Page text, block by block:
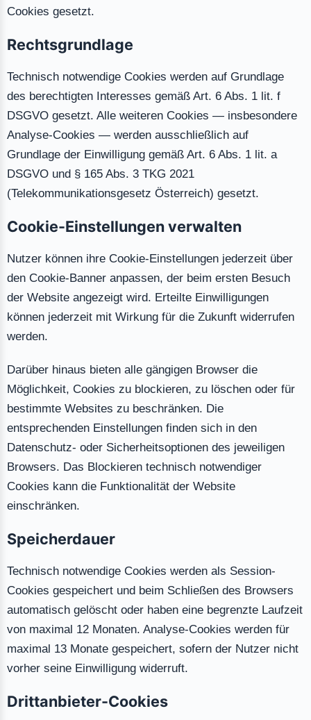
Cookies gesetzt.
Rechtsgrundlage
Technisch notwendige Cookies werden auf Grundlage
des berechtigten Interesses gemäß Art. 6 Abs. 1 lit. f
DSGVO gesetzt. Alle weiteren Cookies — insbesondere
Analyse-Cookies — werden ausschließlich auf
Grundlage der Einwilligung gemäß Art. 6 Abs. 1 lit. a
DSGVO und § 165 Abs. 3 TKG 2021
(Telekommunikationsgesetz Österreich) gesetzt.
Cookie-Einstellungen verwalten
Nutzer können ihre Cookie-Einstellungen jederzeit über
den Cookie-Banner anpassen, der beim ersten Besuch
der Website angezeigt wird. Erteilte Einwilligungen
können jederzeit mit Wirkung für die Zukunft widerrufen
werden.
Darüber hinaus bieten alle gängigen Browser die
Möglichkeit, Cookies zu blockieren, zu löschen oder für
bestimmte Websites zu beschränken. Die
entsprechenden Einstellungen finden sich in den
Datenschutz- oder Sicherheitsoptionen des jeweiligen
Browsers. Das Blockieren technisch notwendiger
Cookies kann die Funktionalität der Website
einschränken.
Speicherdauer
Technisch notwendige Cookies werden als Session-
Cookies gespeichert und beim Schließen des Browsers
automatisch gelöscht oder haben eine begrenzte Laufzeit
von maximal 12 Monaten. Analyse-Cookies werden für
maximal 13 Monate gespeichert, sofern der Nutzer nicht
vorher seine Einwilligung widerruft.
Drittanbieter-Cookies